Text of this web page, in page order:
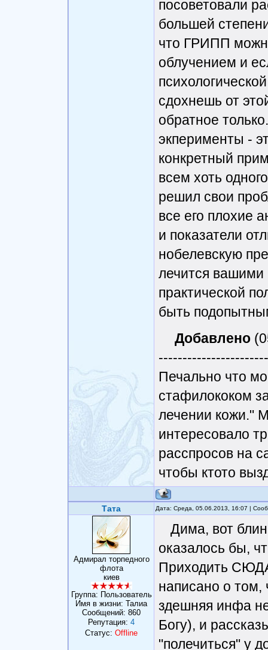
любви или
имеется, и
все свои. А
просто
проблемы. И
придет само, а
посоветовали
большей
что ГРИПП
облучением и
сдохнешь от
обратное
экперименты -
конкретный
всем хоть
решил свои
все его плохие
и показатели
нобелевскую
лечится
практической
быть
Добавлено
Печально что
стафилококом
лечении кожи."
интересовало
расспросов на
чтобы ктото
Тата Дата: Среда, 05.06.2013, 16:07 |
Адмирал торпедного
флота
киев
Группа: Пользователь
Имя в жизни: Талиа
Сообщений: 860
Репутация: 4
Статус: Offline
Дима, вот
оказалось бы,
Приходить
написано о том,
здешняя инфа
Богу), и
"полечиться" у